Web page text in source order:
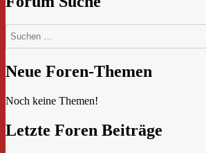
Neue Foren-Themen
Noch keine Themen!
Letzte Foren Beiträge